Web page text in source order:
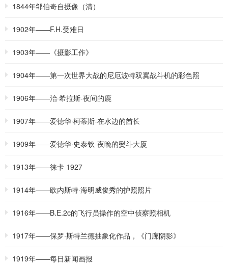
1844年邹伯奇自摄像（清）
1902年——F.H.受难日
1903年——《摄影工作》
1904年——第一次世界大战的尼厄波特双翼战斗机的彩色照
1906年——治·希拉斯-夜间的鹿
1907年——爱德华·柯蒂斯-在水边的酋长
1909年——爱德华·史泰钦-夜晚的熨斗大厦
1913年——徕卡 1927
1914年——欧内斯特·海明威俊秀的护照照片
1916年——B.E.2c的飞行员操作的空中侦察照相机
1917年——保罗·斯特兰德抽象化作品，《门廊阴影》
1919年——每日新闻画报